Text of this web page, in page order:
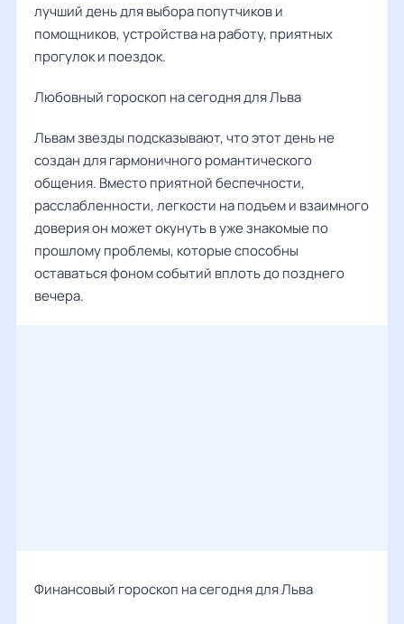
лучший день для выбора попутчиков и
помощников, устройства на работу, приятных
прогулок и поездок.
Любовный гороскоп на сегодня для Льва
Львам звезды подсказывают, что этот день не
создан для гармоничного романтического
общения. Вместо приятной беспечности,
расслабленности, легкости на подъем и взаимного
доверия он может окунуть в уже знакомые по
прошлому проблемы, которые способны
оставаться фоном событий вплоть до позднего
вечера.
Финансовый гороскоп на сегодня для Льва